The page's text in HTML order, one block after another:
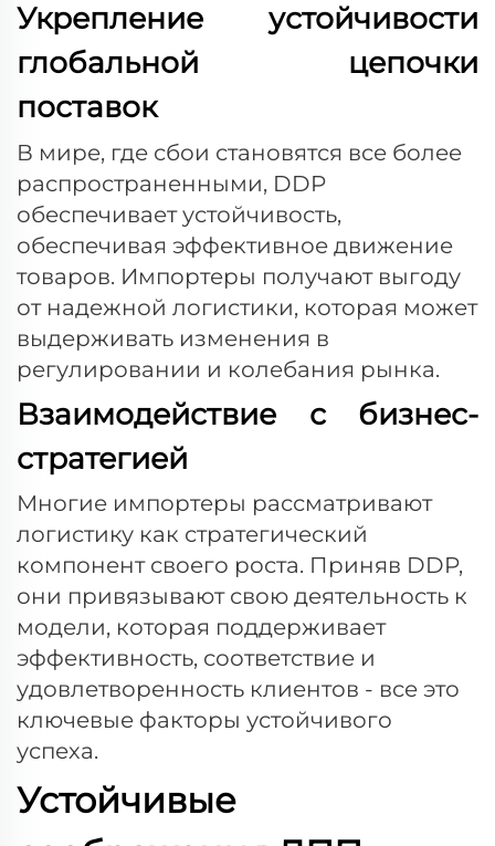
Укрепление устойчивости
глобальной цепочки
поставок
В мире, где сбои становятся все более
распространенными, DDP
обеспечивает устойчивость,
обеспечивая эффективное движение
товаров. Импортеры получают выгоду
от надежной логистики, которая может
выдерживать изменения в
регулировании и колебания рынка.
Взаимодействие с бизнес-
стратегией
Многие импортеры рассматривают
логистику как стратегический
компонент своего роста. Приняв DDP,
они привязывают свою деятельность к
модели, которая поддерживает
эффективность, соответствие и
удовлетворенность клиентов - все это
ключевые факторы устойчивого
успеха.
Устойчивые